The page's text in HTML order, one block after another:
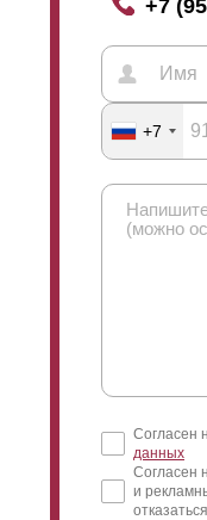
+7
+7
Согласен
данных
Согласен
и